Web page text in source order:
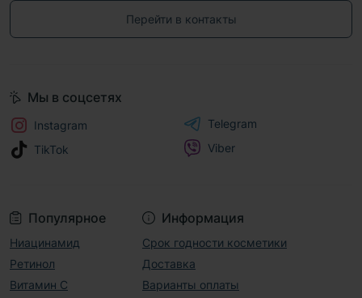
Перейти в контакты
Популярное
Ниацинамид
Ретинол
Витамин С
Информация
Срок годности косметики
Доставка
Варианты оплаты
Мы в соцсетях
Instagram
TikTok
Telegram
Viber